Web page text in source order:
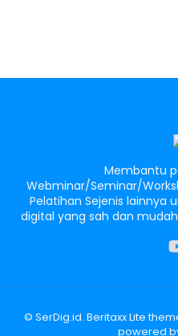
Membantu
Webminar/Seminar/
Pelatihan Sejenis lainnya
digital yang sah dan
© SerDig.id. Beritaxx Lite
powered